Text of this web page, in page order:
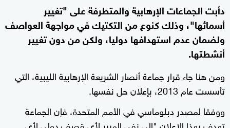
دأبت الجماعات الإرهابية والمتطرفة على "تغيير
أسمائها"، وذلك كنوع من التكتيك في مواجهة العواصف
ولضمان عدم استهدافها دوليا، ولكن من دون تغيير
أنشطتها.
ومن هنا جاء قرار جماعة أنصار الشريعة الإرهابية الليبية، التي
تأسست عام 2013، بإعلان حل نفسها.
ووفقا لمصدر دبلوماسي في الأمم المتحدة، فإن الجماعة
تهدف بهذا الإعلان "إلى نفي المبرر لأي قصف دولي لأي